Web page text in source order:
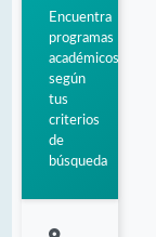
Encuentra
programas
académicos
según
tus
criterios
de
búsqueda